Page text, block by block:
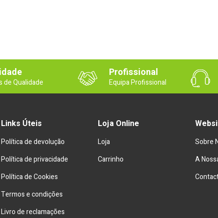
de Qualidade
Profissional
Equipa Profissional
Links Úteis
Política de devolução
Política de privacidade
Política de Cookies
Termos e condições
Livro de reclamações
Loja Online
Loja
Carrinho
Sobre
A